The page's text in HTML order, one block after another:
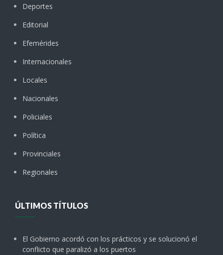
Deportes
Editorial
Efemérides
Internacionales
Locales
Nacionales
Policiales
Política
Provinciales
Regionales
ÚLTIMOS TÍTULOS
El Gobierno acordó con los prácticos y se solucionó el
conflicto que paralizó a los puertos